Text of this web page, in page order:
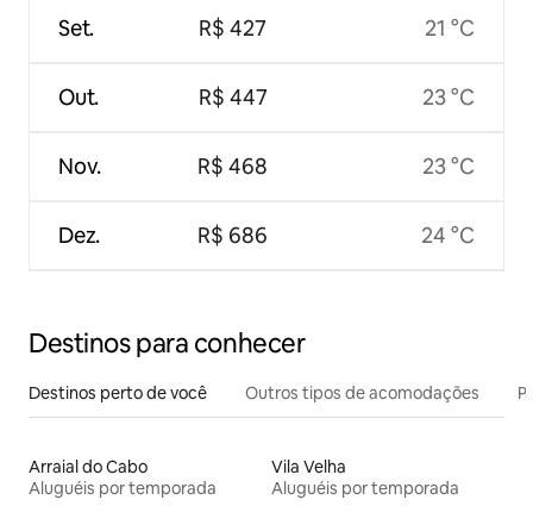
Set.
Out.
Nov.
Dez.
R$ 427
R$ 447
R$ 468
R$ 686
21 °C
23 °C
23 °C
24 °C
Destinos para conhecer
Destinos perto de você Outros tipos de acomodações
Arraial do Cabo
Aluguéis por temporada
Vila Velha
Aluguéis por temporada